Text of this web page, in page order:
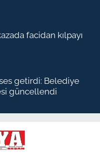
facidan kılpayı
getirdi: Belediye
güncellendi